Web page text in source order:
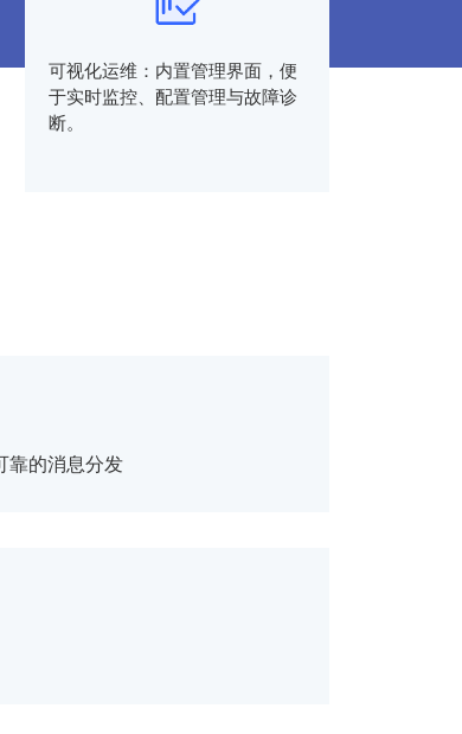
可视化运维：内置管理界面，便
于实时监控、配置管理与故障诊
断。
靠的消息分发